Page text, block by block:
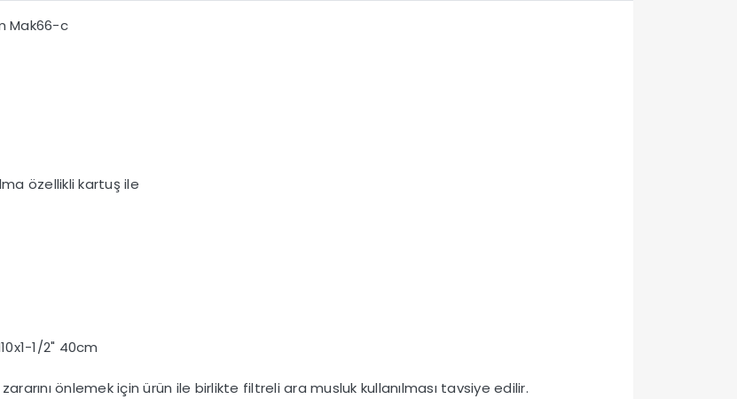
Mak66-c
özellikli kartuş ile
1/2" 40cm
önlemek için ürün ile birlikte filtreli ara musluk kullanılması tavsiye edilir.